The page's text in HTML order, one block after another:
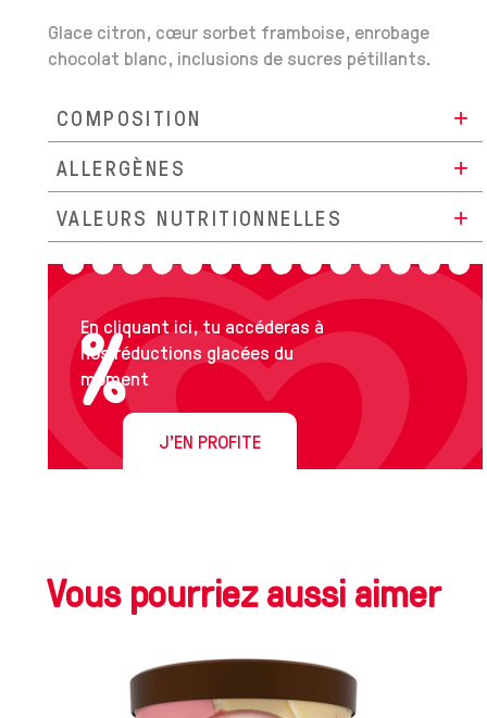
Glace citron, cœur sorbet framboise, enrobage
chocolat blanc, inclusions de sucres pétillants.
COMPOSITION
ALLERGÈNES
VALEURS NUTRITIONNELLES
En cliquant ici, tu accéderas à
nos réductions glacées du
moment
J'EN PROFITE
Vous pourriez aussi aimer